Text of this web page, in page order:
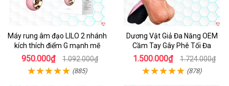
Máy rung âm đạo LILO 2 nhánh
kích thích điểm G mạnh mẽ
950.000₫ 1.092.000₫
(885)
Dương Vật Giả Đa Năng OEM
Cầm Tay Gây Phê Tối Đa
1.500.000₫ 1.724.000₫
(878)